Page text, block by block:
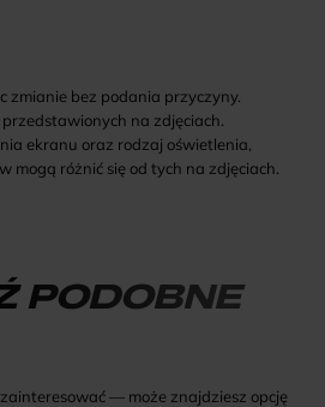
zmianie bez podania przyczyny.
na zdjęciach.
ekranu oraz rodzaj oświetlenia,
mogą różnić się od tych na zdjęciach.
PODOBNE
zainteresować — może znajdziesz opcję